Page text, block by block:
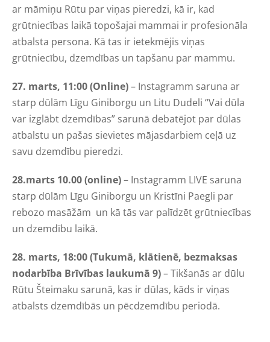
ar māmiņu Rūtu par viņas pieredzi, kā ir, kad
grūtniecības laikā topošajai mammai ir profesionāla
atbalsta persona. Kā tas ir ietekmējis viņas
grūtniecību, dzemdības un tapšanu par mammu.
27. marts, 11:00 (Online)– Instagramm saruna ar
starp dūlām Līgu Giniborgu un Litu Dudeli “Vai dūla
var izglābt dzemdības” sarunā debatējot par dūlas
atbalstu un pašas sievietes mājasdarbiem ceļā uz
savu dzemdību pieredzi.
28.marts 10.00 (online)– Instagramm LIVE saruna
starp dūlām Līgu Giniborgu un Kristīni Paegli par
rebozo masāžām un kā tās var palīdzēt grūtniecības
un dzemdību laikā.
28. marts, 18:00 (Tukumā, klātienē, bezmaksas
nodarbība Brīvības laukumā 9)– Tikšanās ar dūlu
Rūtu Šteimaku sarunā, kas ir dūlas, kāds ir viņas
atbalsts dzemdībās un pēcdzemdību periodā.